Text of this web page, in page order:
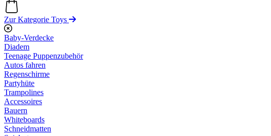
Zur Kategorie Toys
Baby-Verdecke
Diadem
Teenage Puppenzubehör
Autos fahren
Regenschirme
Partyhüte
Trampolines
Accessoires
Bauern
Whiteboards
Schneidmatten